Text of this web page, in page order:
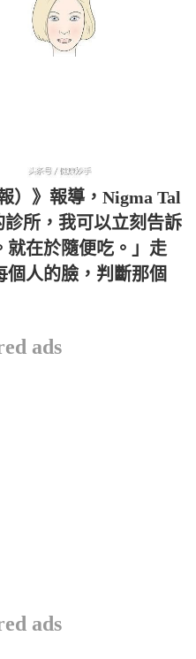
）》報導，Nigma Tal
所，我可以立刻告訴
就在於隨便吃。」走
人的臉，判斷那個
ads
ads